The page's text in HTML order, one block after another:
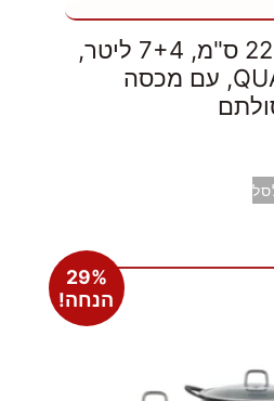
מארז סירי לחץ 22 ס"מ, 7+4 ליטר,
מסדרת QUATTRO, עם מכסה
29%
הנחה!